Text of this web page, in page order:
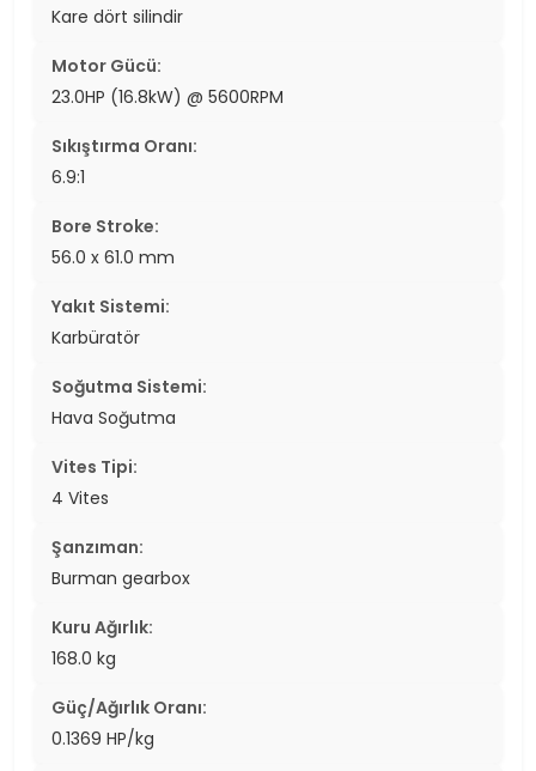
Kare dört silindir
Motor Gücü:
23.0HP (16.8kW) @ 5600RPM
Sıkıştırma Oranı:
6.9:1
Bore Stroke:
56.0 x 61.0 mm
Yakıt Sistemi:
Karbüratör
Soğutma Sistemi:
Hava Soğutma
Vites Tipi:
4 Vites
Şanzıman:
Burman gearbox
Kuru Ağırlık:
168.0 kg
Güç/Ağırlık Oranı:
0.1369 HP/kg